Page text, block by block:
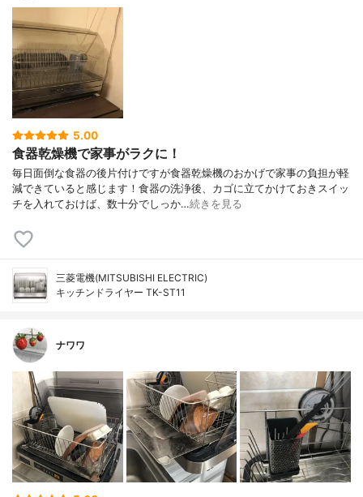
5.00
食器乾燥機で家事がラクに！
毎日面倒な食器の後片付けですが食器乾燥機のおかげで家事の負担が軽
減できていると感じます！食器の洗浄後、カゴに立てかけておきスイッ
チを入れておけば、数十分でしっか…続きを見る
三菱電機(MITSUBISHI ELECTRIC)
キッチンドライヤー TK-ST11
ナワワ